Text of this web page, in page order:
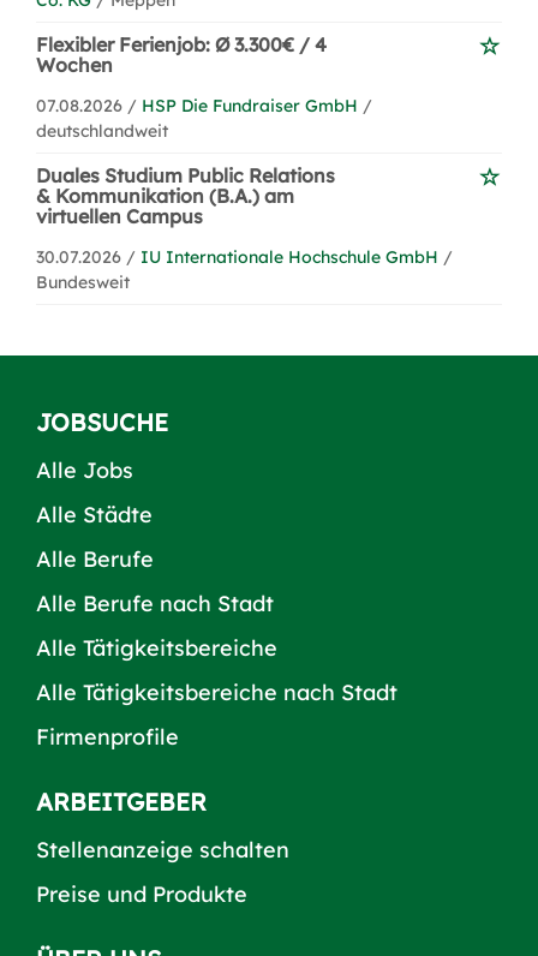
Flexibler Ferienjob: Ø 3.300€ / 4
Wochen
07.08.2026 / HSP Die Fundraiser GmbH /
deutschlandweit
Duales Studium Public Relations
& Kommunikation (B.A.) am
virtuellen Campus
30.07.2026 / IU Internationale Hochschule GmbH /
Bundesweit
JOBSUCHE
Alle Jobs
Alle Städte
Alle Berufe
Alle Berufe nach Stadt
Alle Tätigkeitsbereiche
Alle Tätigkeitsbereiche nach Stadt
Firmenprofile
ARBEITGEBER
Stellenanzeige schalten
Preise und Produkte